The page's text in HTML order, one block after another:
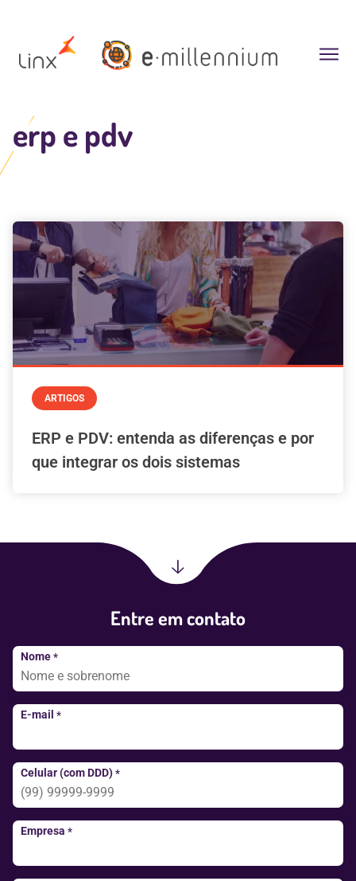
erp e pdv
ARTIGOS
ERP e PDV: entenda as diferenças e por
que integrar os dois sistemas
Entre em contato
Nome *
E-mail *
Celular (com DDD) *
Empresa *
Consentir
*